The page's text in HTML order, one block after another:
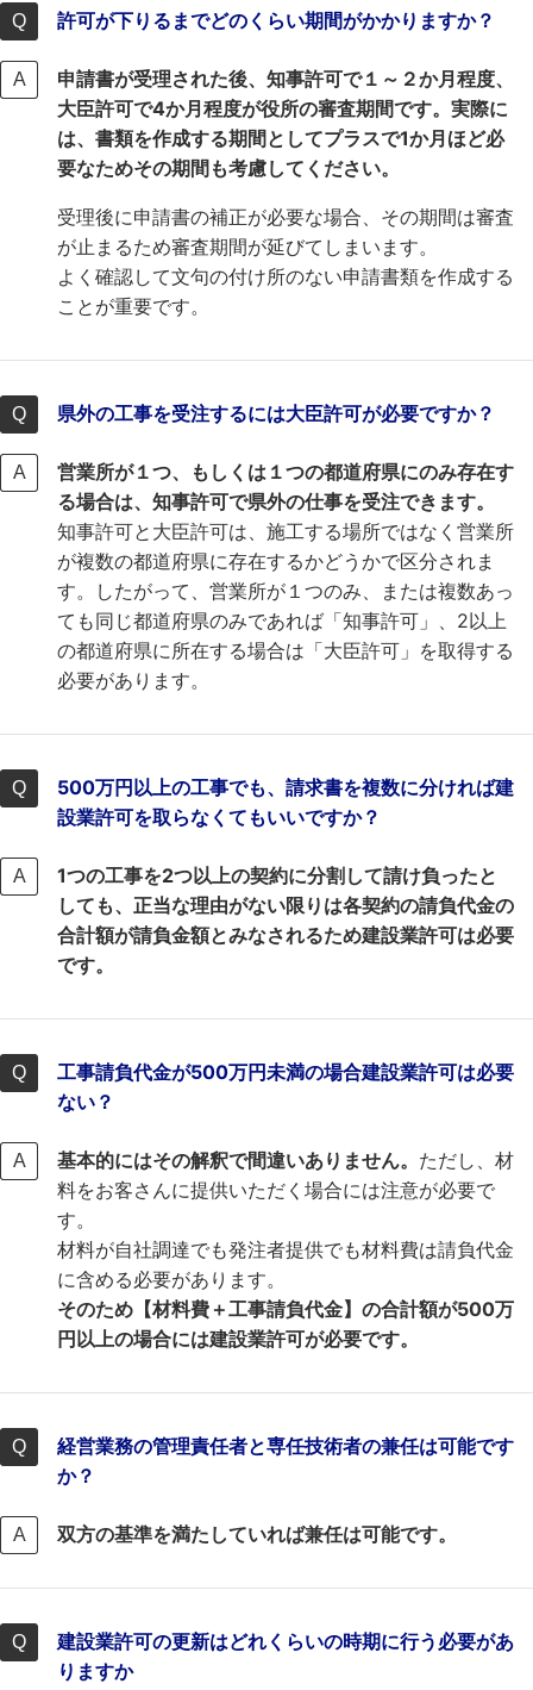
許可が下りるまでどのくらい期間がかかりますか？
申請書が受理された後、知事許可で１～２か月程度、
大臣許可で4か月程度が役所の審査期間です。実際に
は、書類を作成する期間としてプラスで1か月ほど必
要なためその期間も考慮してください。
受理後に申請書の補正が必要な場合、その期間は審査
が止まるため審査期間が延びてしまいます。
よく確認して文句の付け所のない申請書類を作成する
ことが重要です。
県外の工事を受注するには大臣許可が必要ですか？
営業所が１つ、もしくは１つの都道府県にのみ存在す
る場合は、知事許可で県外の仕事を受注できます。
知事許可と大臣許可は、施工する場所ではなく営業所
が複数の都道府県に存在するかどうかで区分されま
す。したがって、営業所が１つのみ、または複数あっ
ても同じ都道府県のみであれば「知事許可」、2以上
の都道府県に所在する場合は「大臣許可」を取得する
必要があります。
500万円以上の工事でも、請求書を複数に分ければ建
設業許可を取らなくてもいいですか？
1つの工事を2つ以上の契約に分割して請け負ったと
しても、正当な理由がない限りは各契約の請負代金の
合計額が請負金額とみなされるため建設業許可は必要
です。
工事請負代金が500万円未満の場合建設業許可は必要
ない？
基本的にはその解釈で間違いありません。 ただし、材
料をお客さんに提供いただく場合には注意が必要で
す。
材料が自社調達でも発注者提供でも材料費は請負代金
に含める必要があります。
そのため【材料費＋工事請負代金】の合計額が500万
円以上の場合には建設業許可が必要です。
経営業務の管理責任者と専任技術者の兼任は可能です
か？
双方の基準を満たしていれば兼任は可能です。
建設業許可の更新はどれくらいの時期に行う必要があ
りますか